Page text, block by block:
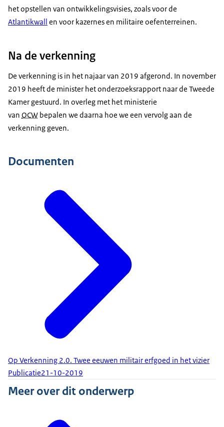
het opstellen van ontwikkelingsvisies, zoals voor de
Atlantikwall
en voor kazernes en militaire oefenterreinen.
Na de verkenning
De verkenning is in het najaar van 2019 afgerond. In november
2019 heeft de minister hetonderzoeksrapport naar de Tweede
Kamergestuurd. In overleg met het ministerie
van OCW bepalen we daarna hoe we een vervolg aan de
verkenning geven.
Documenten
Op Verkenning 2.0. Twee eeuwen militair erfgoed in het vizier
Publicatie21-10-2019
Meer over dit onderwerp